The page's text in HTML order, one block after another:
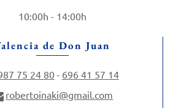
10:00h - 14:00h
de Don Juan
75 24 80- 696 41 57 14
robertoinaki@gmail.com